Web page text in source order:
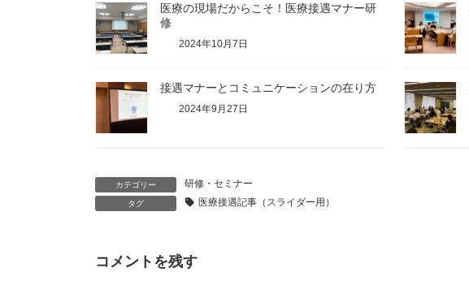
医療の現場だからこそ！医療接遇マナー研
修
2024年10月7日
接遇マナーとコミュニケーションの在り方
2024年9月27日
カテゴリー 研修・セミナー
タグ 医療接遇記事（スライダー用）
コメントを残す